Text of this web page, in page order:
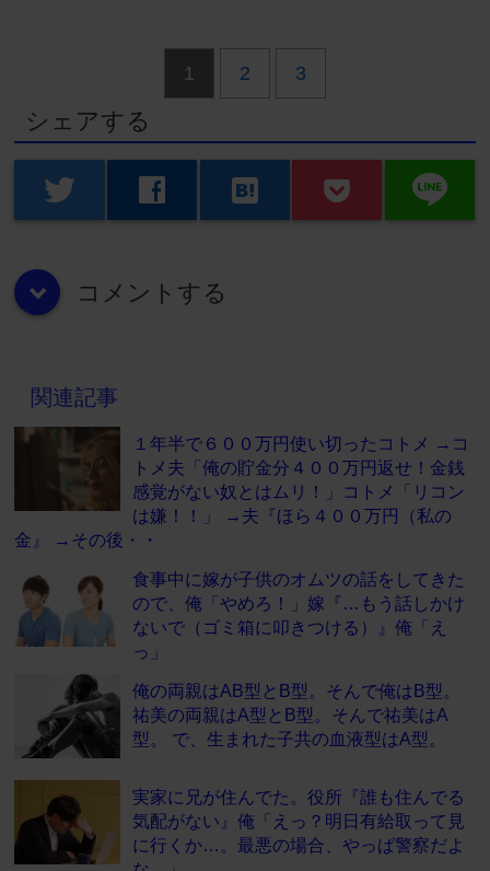
1 2 3
シェアする
twitter facebook hatenabookmark line
down コメントする
関連記事
１年半で６００万円使い切ったコトメ →コ
トメ夫「俺の貯金分４００万円返せ！金銭
感覚がない奴とはムリ！」コトメ「リコン
は嫌！！」 →夫『ほら４００万円（私の
金』 →その後・・
食事中に嫁が子供のオムツの話をしてきた
ので、俺「やめろ！」嫁『…もう話しかけ
ないで（ゴミ箱に叩きつける）』俺「え
っ」
俺の両親はAB型とB型。そんで俺はB型。
祐美の両親はA型とB型。そんで祐美はA
型。 で、生まれた子共の血液型はA型。
実家に兄が住んでた。役所『誰も住んでる
気配がない』俺「えっ？明日有給取って見
に行くか…。最悪の場合、やっぱ警察だよ